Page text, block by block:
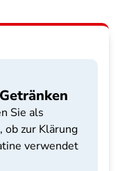
Sie als
ob zur Klärung
verwendet